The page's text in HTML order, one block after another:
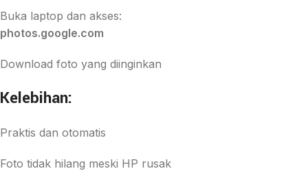
Buka laptop dan akses:
photos.google.com
Download foto yang diinginkan
Kelebihan:
Praktis dan otomatis
Foto tidak hilang meski HP rusak